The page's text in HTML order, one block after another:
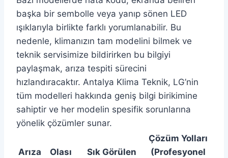
başka bir sembolle veya yanıp sönen LED
ışıklarıyla birlikte farklı yorumlanabilir. Bu
nedenle, klimanızın tam modelini bilmek ve
teknik servisimize bildirirken bu bilgiyi
paylaşmak, arıza tespiti sürecini
hızlandıracaktır. Antalya Klima Teknik, LG’nin
tüm modelleri hakkında geniş bilgi birikimine
sahiptir ve her modelin spesifik sorunlarına
yönelik çözümler sunar.
Arıza
Olası
Sık Görülen
Çözüm Yolları
(Profesyonel